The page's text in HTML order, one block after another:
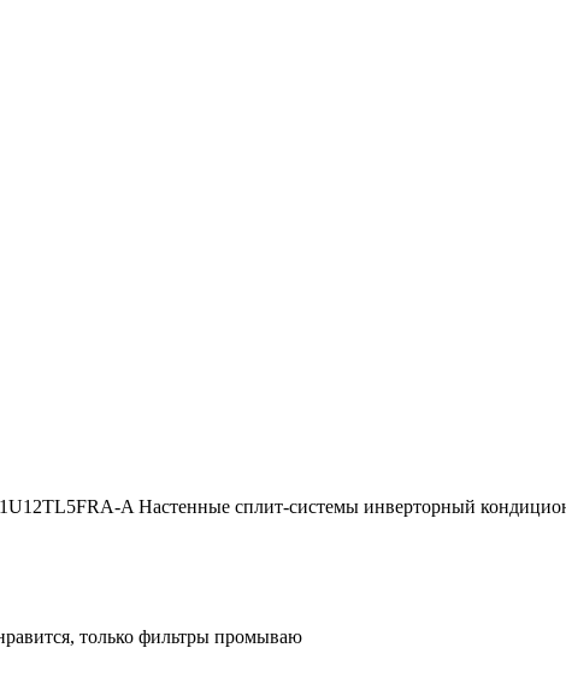
A Настенные сплит-системы инверторный
только фильтры промываю